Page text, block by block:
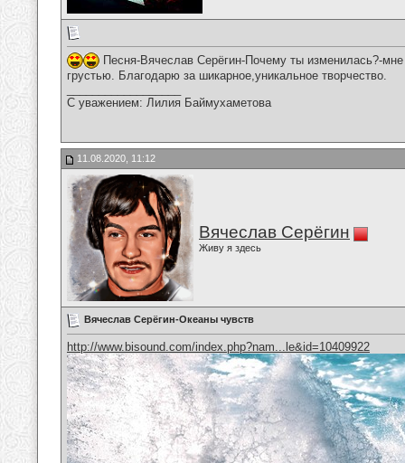
Песня-Вячеслав Серёгин-Почему ты изменилась?-
грустью. Благодарю за шикарное,уникальное творчество.
С уважением: Лилия Баймухаметова
11.08.2020, 11:12
Вячеслав Серёгин
Живу я здесь
Вячеслав Серёгин-Океаны чувств
http://www.bisound.com/index.php?nam...le&id=10409922